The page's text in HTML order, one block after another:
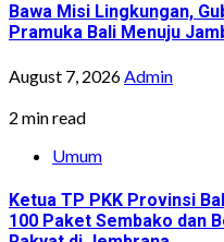
Bawa Misi Lingkungan,
Pramuka Bali Menuju
August 7, 2026Admin
2 min read
Umum
Ketua TP PKK Provinsi
100 Paket Sembako dan